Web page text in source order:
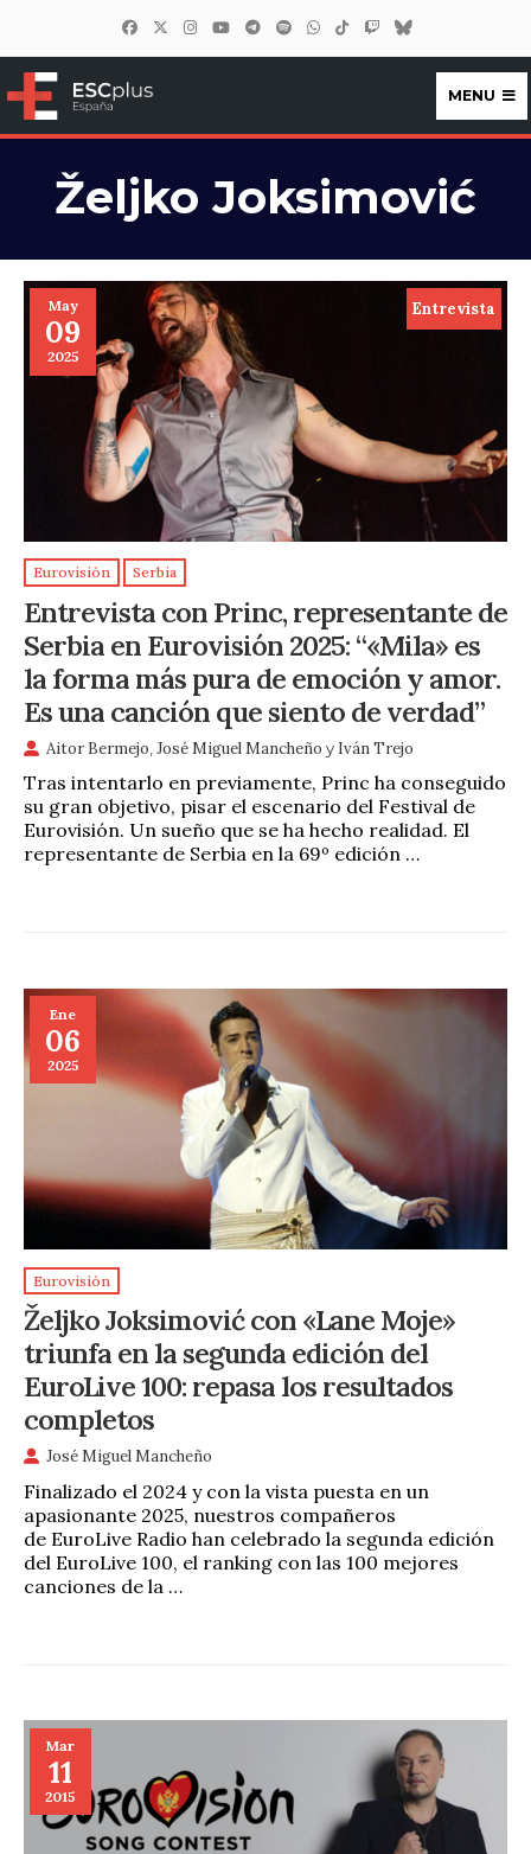
ESCplus España
MENU
Željko Joksimović
May
09
2025
Entrevista
Eurovisión Serbia
Entrevista con Princ, representante de
Serbia en Eurovisión 2025: “«Mila» es
la forma más pura de emoción y amor.
Es una canción que siento de verdad”
Aitor Bermejo,José Miguel Mancheño y Iván Trejo
Tras intentarlo en previamente, Princ ha conseguido
su gran objetivo, pisar el escenario del Festival de
Eurovisión. Un sueño que se ha hecho realidad. El
representante de Serbia en la 69º edición …
Ene
06
2025
Eurovisión
Željko Joksimović con «Lane Moje»
triunfa en la segunda edición del
EuroLive 100: repasa los resultados
completos
José Miguel Mancheño
Finalizado el 2024 y con la vista puesta en un
apasionante 2025, nuestros compañeros
de EuroLive Radio han celebrado la segunda edición
del EuroLive 100, el ranking con las 100 mejores
canciones de la …
Mar
11
2015